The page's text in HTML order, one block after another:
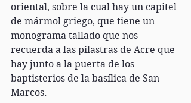
oriental, sobre la cual hay un capitel
de mármol griego, que tiene un
monograma tallado que nos
recuerda a las pilastras de Acre que
hay junto a la puerta de los
baptisterios de la basílica de San
Marcos.